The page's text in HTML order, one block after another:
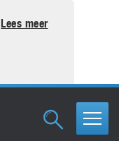
Lees meer